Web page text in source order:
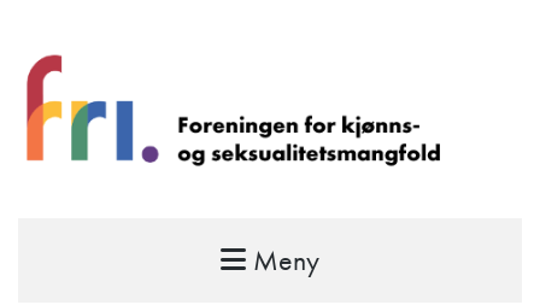
FRI – foreningen for kjønns- og
Meny